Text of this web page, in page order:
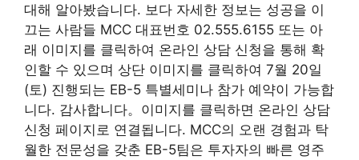
대해 알아봤습니다. 보다 자세한 정보는 성공을 이
끄는 사람들 MCC 대표번호 02.555.6155 또는 아
래 이미지를 클릭하여 온라인 상담 신청을 통해 확
인할 수 있으며 상단 이미지를 클릭하여 7월 20일
(토) 진행되는 EB-5 특별세미나 참가 예약이 가능합
니다. 감사합니다。이미지를 클릭하면 온라인 상담
신청 페이지로 연결됩니다. MCC의 오랜 경험과 탁
월한 전문성을 갖춘 EB-5팀은 투자자의 빠른 영주